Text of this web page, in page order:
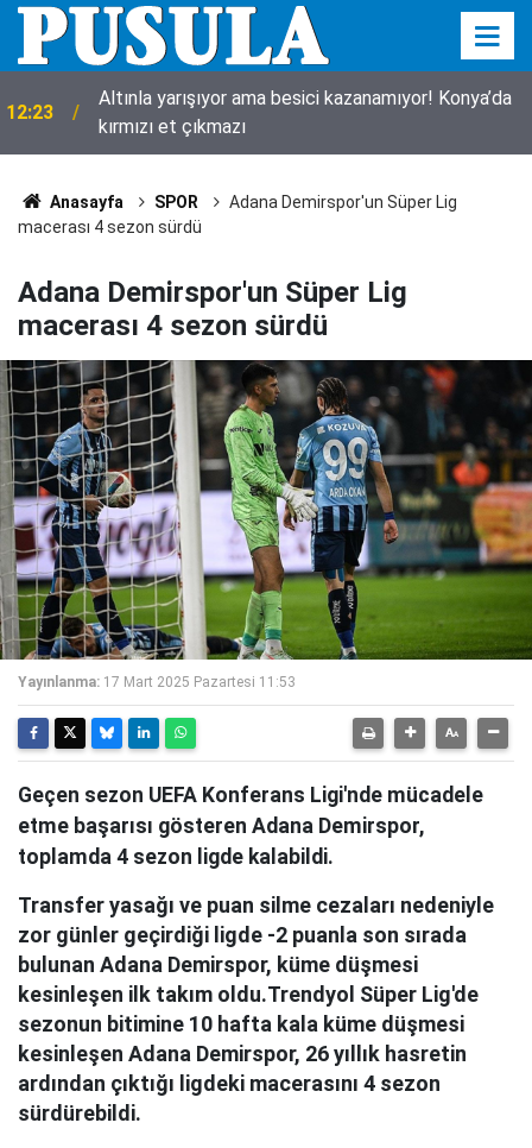
11:55
Konya’da kayıp kuzu için seferberlik! 10 metrelik
çukurdan sağ çıktı
Anasayfa SPOR
Adana Demirspor'un Süper Lig
macerası 4 sezon sürdü
Adana Demirspor'un Süper Lig
macerası 4 sezon sürdü
Yayınlanma: 17 Mart 2025 Pazartesi 11:53
Geçen sezon UEFA Konferans Ligi'nde mücadele
etme başarısı gösteren Adana Demirspor,
toplamda 4 sezon ligde kalabildi.
Transfer yasağı ve puan silme cezaları nedeniyle
zor günler geçirdiği ligde -2 puanla son sırada
bulunan Adana Demirspor, küme düşmesi
kesinleşen ilk takım oldu.Trendyol Süper Lig'de
sezonun bitimine 10 hafta kala küme düşmesi
kesinleşen Adana Demirspor, 26 yıllık hasretin
ardından çıktığı ligdeki macerasını 4 sezon
sürdürebildi.